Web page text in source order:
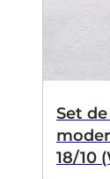
Set
18/10